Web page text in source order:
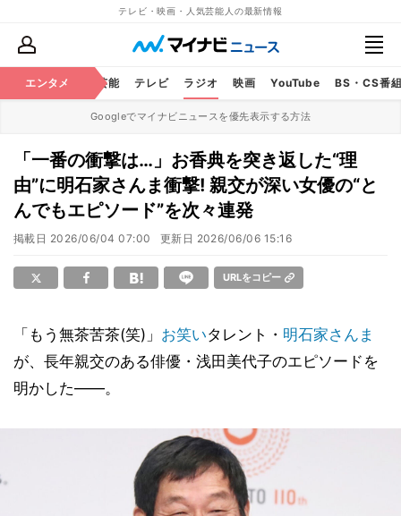
テレビ・映画・人気芸能人の最新情報
エンタメ 芸能 テレビ ラジオ 映画 YouTube BS・CS番
Googleでマイナビニュースを優先表示する方法
「一番の衝撃は…」お香典を突き返した“理
由”に明石家さんま衝撃! 親交が深い女優の“と
んでもエピソード”を次々連発
掲載日 2026/06/04 07:00 更新日 2026/06/06 15:16
URLをコピー
「もう無茶苦茶(笑)」 お笑いタレント・ 明石家さんま
が、長年親交のある俳優・浅田美代子のエピソードを
明かした――。